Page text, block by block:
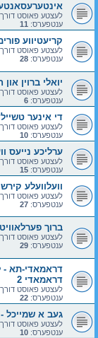
לעצטע פאוסט דורך
ענטפערס: 11
קריעטיווע
לעצטע פאוסט דורך
ענטפערס: 28
יואלי ברוין
לעצטע פאוסט דורך
ענטפערס: 6
די אינער
לעצטע פאוסט דורך
ענטפערס: 10
ערליכע נייעס
לעצטע פאוסט דורך
ענטפערס: 15
וועלוועלע
לעצטע פאוסט דורך
ענטפערס: 27
ברוך
לעצטע פאוסט דורך
ענטפערס: 29
דראמאדי-תא -
דראמאדי 2
לעצטע פאוסט דורך
ענטפערס: 22
געב א שמייכל -
לעצטע פאוסט דורך
ענטפערס: 10